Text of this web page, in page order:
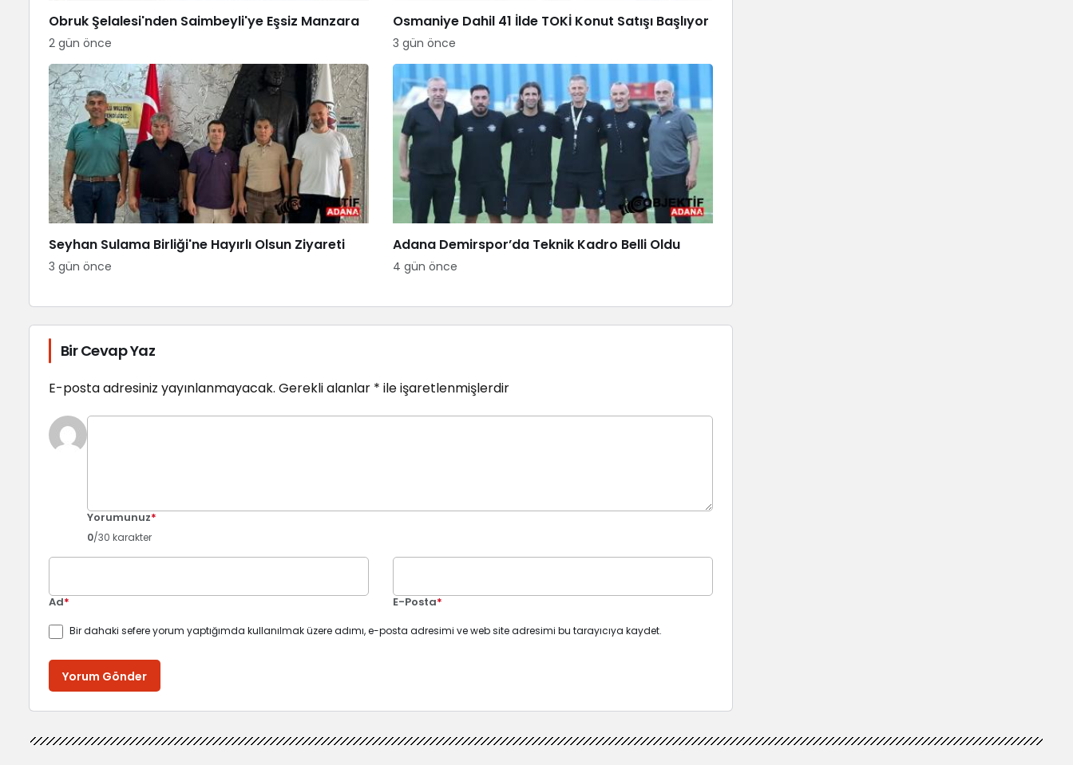
Obruk Şelalesi'nden Saimbeyli'ye Eşsiz Manzara
2 gün önce
Osmaniye Dahil 41 İlde TOKİ Konut Satışı Başlıyor
3 gün önce
Seyhan Sulama Birliği'ne Hayırlı Olsun Ziyareti
3 gün önce
Adana Demirspor’da Teknik Kadro Belli Oldu
4 gün önce
Bir Cevap Yaz
E-posta adresiniz yayınlanmayacak. Gerekli alanlar * ile işaretlenmişlerdir
Yorumunuz*
0/30 karakter
Ad* E-Posta*
Bir dahaki sefere yorum yaptığımda kullanılmak üzere adımı, e-posta adresimi ve web site adresimi bu tarayıcıya kaydet.
Yorum Gönder